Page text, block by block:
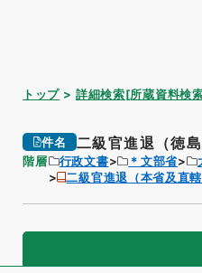
トップ 詳細検索[所蔵資料検
件名 二級官進退（徳
階層 行政文書 ＊文部省
二級官進退（本省及直轄